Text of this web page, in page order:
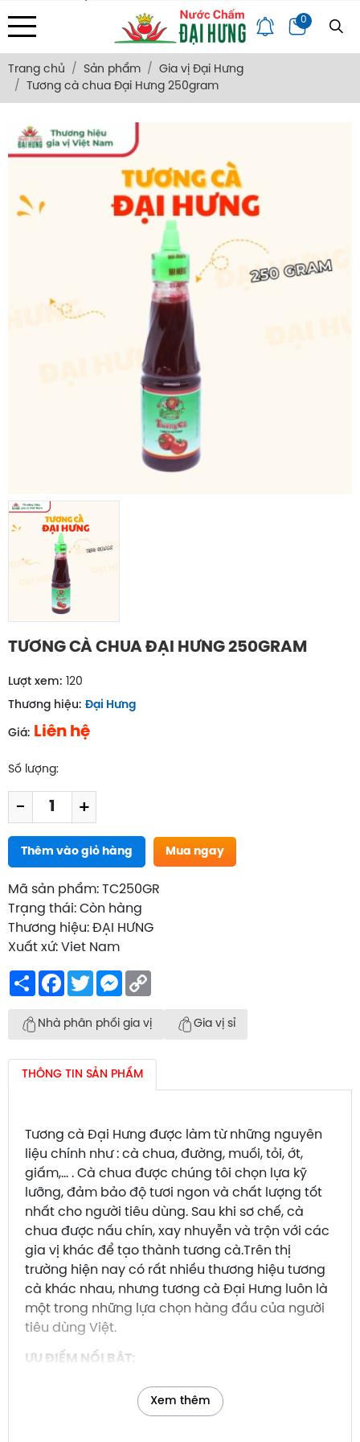
Địa chỉ: 133/34 Văn Thân, Phường Bình Tiên, Tp. HCM
Trang Chủ
Giới Thiệu Bảng Giá Góc Chia Sẻ
Hỏi Đáp
0
Trang chủ Sản phẩm
Gia vị Đại Hưng
Tương cà chua Đại Hưng 250gram
TƯƠNG CÀ CHUA ĐẠI HƯNG 250GRAM
Lượt xem: 120
Thương hiệu: Đại Hưng
Giá: Liên hệ
Số lượng:
- +
Thêm vào giỏ hàng Mua ngay
Mã sản phẩm: TC250GR
Trạng thái: Còn hàng
Thương hiệu: ĐẠI HƯNG
Xuất xứ: Viet Nam
Share Facebook
TwitterMessenger
Nhà phân phối gia vị Gia vị sỉ
THÔNG TIN SẢN PHẨM
Tương cà Đại Hưng được làm từ những nguyên
liệu chính như : cà chua, đường, muối, tỏi, ớt,
giấm,... . Cà chua được chúng tôi chọn lựa kỹ
lưỡng, đảm bảo độ tươi ngon và chất lượng tốt
nhất cho người tiêu dùng. Sau khi sơ chế, cà
chua được nấu chín, xay nhuyễn và trộn với các
gia vị khác để tạo thành tương cà.Trên thị
trường hiện nay có rất nhiều thương hiệu tương
cà khác nhau, nhưng tương cà Đại Hưng luôn là
một trong những lựa chọn hàng đầu của người
tiêu dùng Việt.
ƯU ĐIỂM NỔI BẬT:
Xem thêm